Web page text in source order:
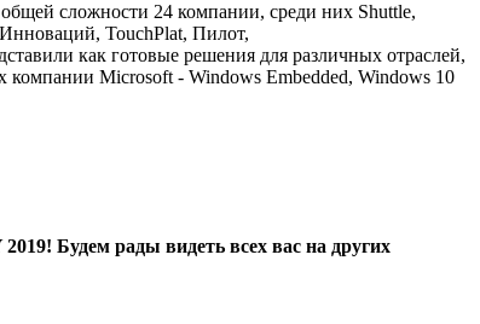
сложности 24 компании, среди них Shuttle,
TouchPlat, Пилот,
как готовые решения для различных отраслей,
Microsoft - Windows Embedded, Windows 10
Будем рады видеть всех вас на других